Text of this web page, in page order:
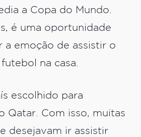
a Copa do Mundo.
é uma oportunidade
a emoção de assistir o
na casa.
escolhido para
Qatar. Com isso, muitas
desejavam ir assistir